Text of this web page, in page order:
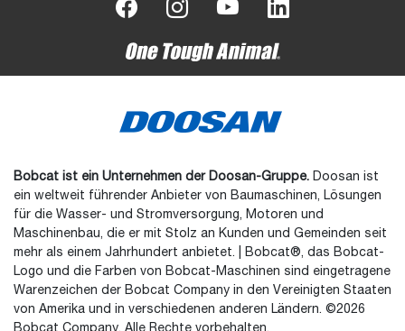
Bobcat ist ein Unternehmen der Doosan-Gruppe. Doosan ist
ein weltweit führender Anbieter von Baumaschinen, Lösungen
für die Wasser- und Stromversorgung, Motoren und
Maschinenbau, die er mit Stolz an Kunden und Gemeinden seit
mehr als einem Jahrhundert anbietet. | Bobcat®, das Bobcat-
Logo und die Farben von Bobcat-Maschinen sind eingetragene
Warenzeichen der Bobcat Company in den Vereinigten Staaten
von Amerika und in verschiedenen anderen Ländern. ©2026